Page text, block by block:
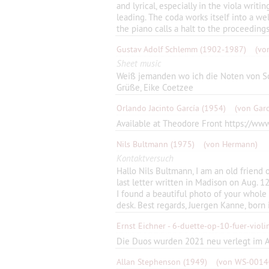
and lyrical, especially in the viola
leading. The coda works itself into a
the piano calls a halt to the
Gustav Adolf Schlemm (1902-1987)
Sheet music
Weiß jemanden wo ich die Noten von
Grüße, Eike Coetzee
Orlando Jacinto García (1954) (von
Available at Theodore Front https://
Nils Bultmann (1975) (von Hermann)
Kontaktversuch
Hallo Nils Bultmann, I am an old friend
last letter written in Madison on Aug.
I found a beautiful photo of your
desk. Best regards, Juergen Kanne,
Ernst Eichner - 6-duette-op-10-fuer-
Die Duos wurden 2021 neu verlegt im
Allan Stephenson (1949) (von WS-